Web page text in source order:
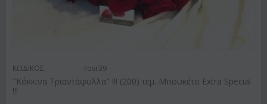
ΚΩΔΙΚΟΣ: rosr39
"Κόκκινα Τριαντάφυλλα" !!! (200) τεμ. Μπουκέτο Extra Special
!!!